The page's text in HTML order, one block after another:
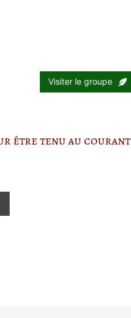
Visiter le groupe
être tenu au courant